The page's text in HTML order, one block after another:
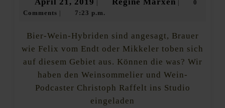
Hybriden
Macher
Christoph
Raffelt
21,
| |
0
Comments | 7:23 p.m.
Bier-Wein-Hybriden sind angesagt, Brauer
wie Felix vom Endt oder Mikkeler toben sich
auf diesem Gebiet aus. Können die was? Wir
haben den Weinsommelier und Wein-
Podcaster Christoph Raffelt ins Studio
eingeladen